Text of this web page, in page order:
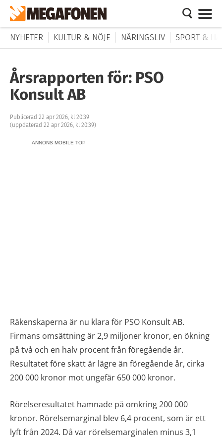
NYHETER KULTUR & NÖJE NÄRINGSLIV SPORT &
Årsrapporten för: PSO
Konsult AB
Publicerad 22 apr 2026, kl 20:39
(uppdaterad 22 apr 2026, kl 20:39)
ANNONS MOBILE TOP
Räkenskaperna är nu klara för PSO Konsult AB.
Firmans omsättning är 2,9 miljoner kronor, en ökning
på två och en halv procent från föregående år.
Resultatet före skatt är lägre än föregående år, cirka
200 000 kronor mot ungefär 650 000 kronor.
Rörelseresultatet hamnade på omkring 200 000
kronor. Rörelsemarginal blev 6,4 procent, som är ett
lyft från 2024. Då var rörelsemarginalen minus 3,1